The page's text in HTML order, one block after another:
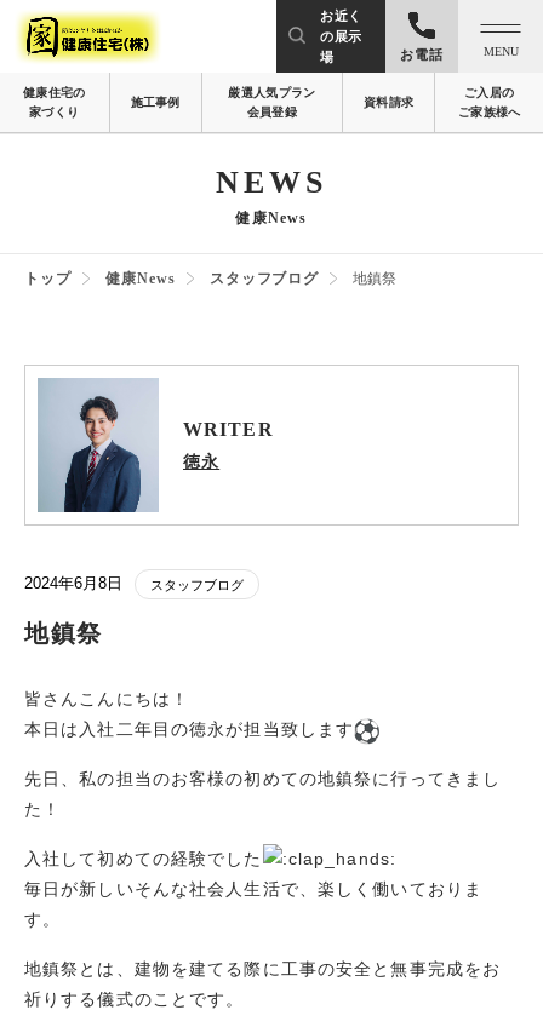
お近く
の展示
場
お電話 MENU
健康住宅の
家づくり
施工事例
厳選人気プラン
会員登録
資料請求
ご入居の
ご家族様へ
NEWS
健康News
トップ 健康News スタッフブログ 地鎮祭
WRITER
徳永
2024年6月8日 スタッフブログ
地鎮祭
皆さんこんにちは️！
本日は入社二年目の徳永が担当致します
先日、私の担当のお客様の初めての地鎮祭に行ってきまし
た！
入社して初めての経験でした
毎日が新しいそんな社会人生活で、楽しく働いておりま
す。
地鎮祭とは、建物を建てる際に工事の安全と無事完成をお
祈りする儀式のことです。